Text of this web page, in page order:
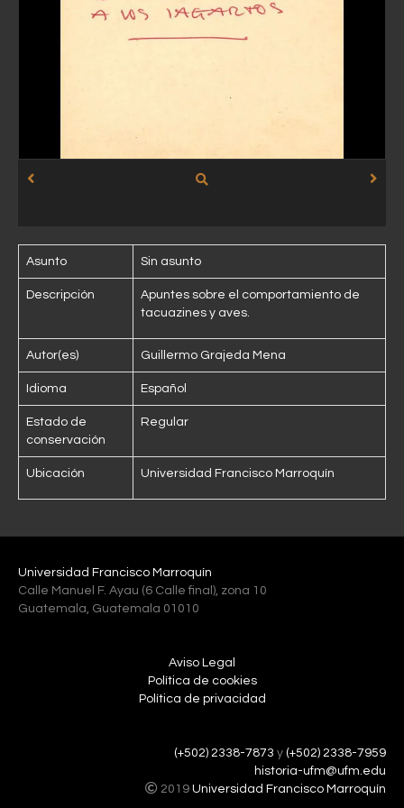
Asunto Sin asunto
Descripción
Apuntes sobre el comportamiento de
tacuazines y aves.
Autor(es) Guillermo Grajeda Mena
Idioma Español
Estado de
conservación
Regular
Ubicación Universidad Francisco Marroquín
Universidad Francisco Marroquín
Calle Manuel F. Ayau (6 Calle final), zona 10
Guatemala, Guatemala 01010
Aviso Legal
Política de cookies
Política de privacidad
(+502) 2338-7873 y (+502) 2338-7959
historia-ufm@ufm.edu
2019 Universidad Francisco Marroquín